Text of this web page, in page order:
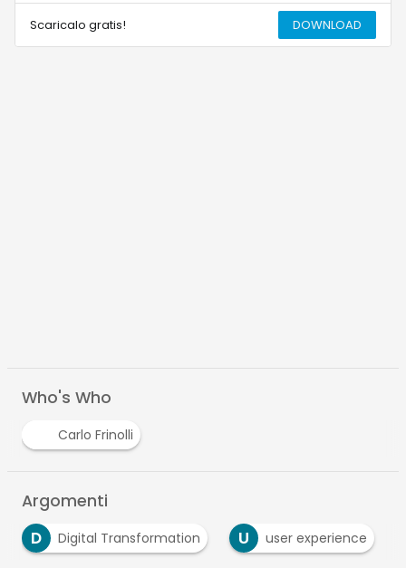
Scaricalo gratis! DOWNLOAD
Who's Who
Carlo Frinolli
Argomenti
D
Digital Transformation U user experience